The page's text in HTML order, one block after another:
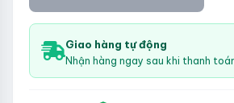
Giao hàng tự động
Nhận hàng ngay sau khi thanh